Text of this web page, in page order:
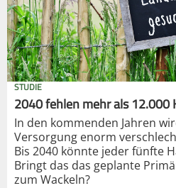
STUDIE
2040 fehlen mehr als 12.000
In den kommenden Jahren
Versorgung enorm
Bis 2040 könnte jeder fünfte
Bringt das das geplante
zum Wackeln?